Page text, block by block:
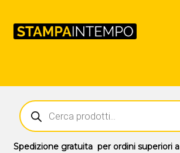
Outlet
Prodotti
Ricerca
prodotti
Spedizione gratuitaper ordini superiori a